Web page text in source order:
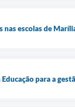
nas escolas de
para a